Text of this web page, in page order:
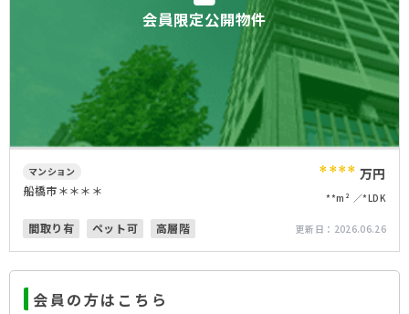
会員限定公開物件
マンション
船橋市＊＊＊＊ **** 万円
**m² *LDK
間取り有 ペット可 高層階 更新日： 2026.06.26
会員の方はこちら